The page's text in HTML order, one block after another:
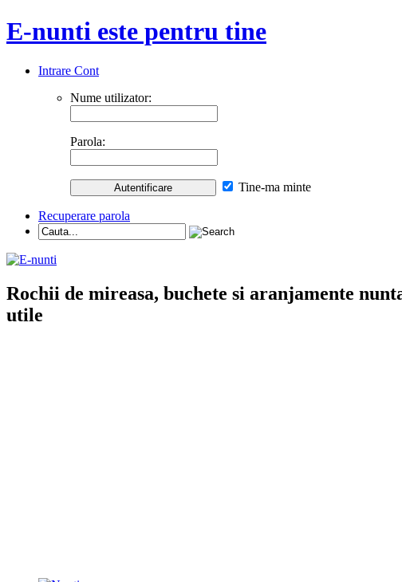
E-nunti este pentru tine
Intrare Cont
Nume utilizator:
Parola:
Tine-ma minte
Recuperare parola
Rochii de mireasa, buchete si aranjamente
utile